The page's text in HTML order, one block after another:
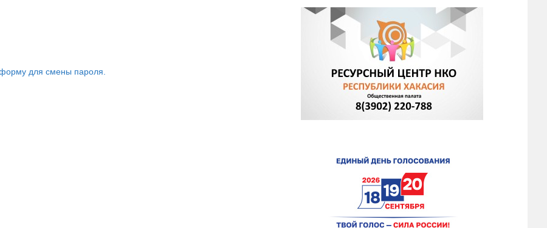
для смены пароля.